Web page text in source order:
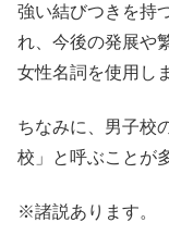
強い結びつきを持
れ、今後の発展や
女性名詞を使用し
ちなみに、男子校
校」と呼ぶことが
※諸説あります。